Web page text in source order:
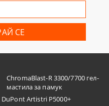
ChromaBlast-R 3300/7700 гел-
мастила за памук
DuPont Artistri P5000+